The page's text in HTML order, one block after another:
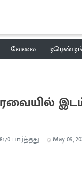
வேலை
பார்த்தது May 09,